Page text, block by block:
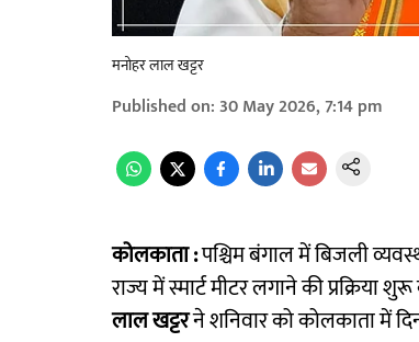
मनोहर लाल खट्टर
Published on:30 May 2026, 7:14 pm
कोलकाता :पश्चिम बंगाल में बिजली
राज्य में स्मार्ट मीटर लगाने की प्रक्रिया
लाल खट्टरने शनिवार को कोलकाता में